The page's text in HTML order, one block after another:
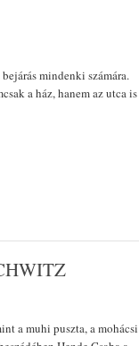
mindenki számára.
a ház, hanem az utca is
a muhi puszta, a mohácsi